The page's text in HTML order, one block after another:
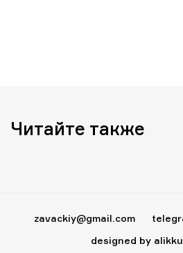
Читайте также
zavackiy@gmail.com
designed by